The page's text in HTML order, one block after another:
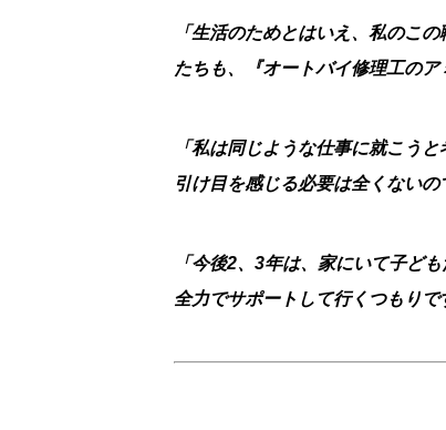
「生活のためとはいえ、私のこ
たちも、『オートバイ修理工の
「私は同じような仕事に就こう
引け目を感じる必要は全くない
「今後2、3年は、家にいて子ど
全力でサポートして行くつもりで